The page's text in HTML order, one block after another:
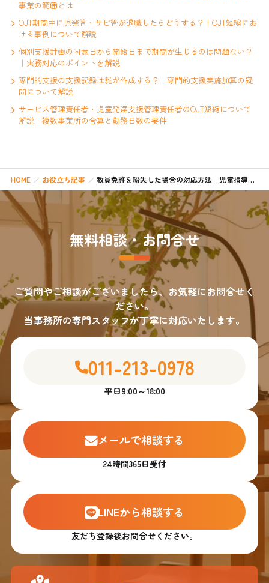
事業の範囲とは
OJT期間中に児発管・サビ管が退職したらどうする？｜OJT短縮にお
ける事例について解説
個別支援計画の同意日から開始日まで期間が生じるのは問題ない？
｜実務対応のポイントを解説
専門的支援の支援記録は誰が作成する？｜専門的支援実施加算の疑
問について解説
サービス管理責任者・児童発達支援管理責任者のOJT短縮について
解説｜複数事業所の合算と勤務日数の要件
HOME お役立ち記事 教員免許を紛失した場合の対応方法｜児童指導員として働くために必要な手続きと注意点
無料相談・お問合せ
ご質問やご相談がございましたら、お気軽にお問合せく
ださい。
当事務所の専門スタッフが丁寧に対応いたします。
011-213-0978
平日9:00～18:00
メールで相談する
24時間365日受付
LINEから相談する
友だち登録後お問合せください。